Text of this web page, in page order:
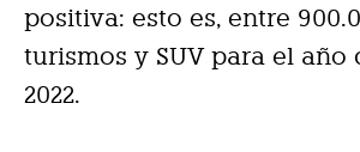
positiva: esto es, entre
turismos y SUV para el año
2022.